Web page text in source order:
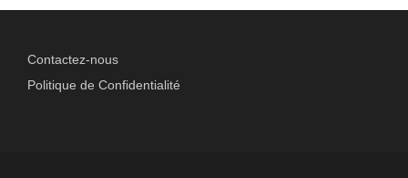
Contactez-nous
Politique de Confidentialité